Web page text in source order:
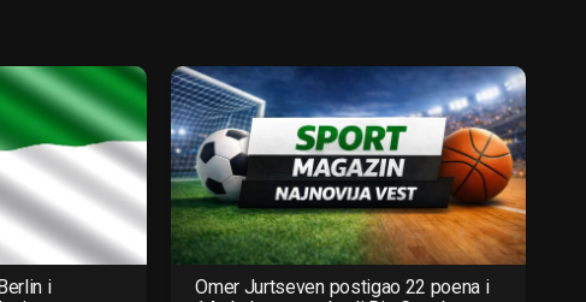
i
Omer Jurtseven postigao 22 poena i